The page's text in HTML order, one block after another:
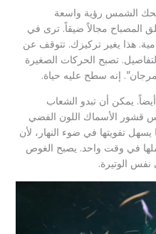
الشمس رؤية واسعة
مجالاً ضيقاً. ترى في
هذا يغير تركيزك. تتوقف عن
تصبح الحركات الصغيرة
إنه سطح عليه حياة.
يمكن أن تبدو الشعاب
الأسماك اللون الفضي
تفويتها في ضوء النهار، لأن
في وقت واحد. يصبح الغوص
الوتيرة.